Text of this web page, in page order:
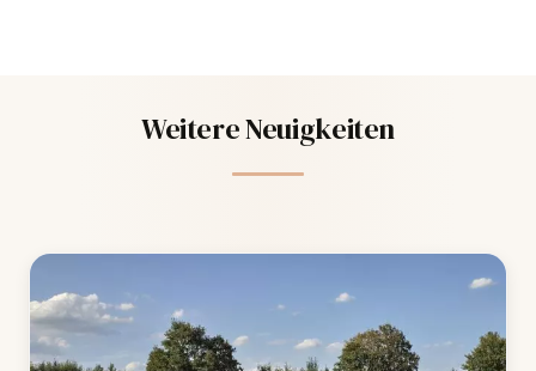
Weitere Neuigkeiten